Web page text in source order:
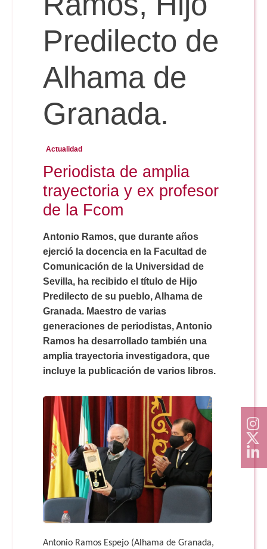
Comunicación Audiovisual
Doble Grado PER/CAV
#YoPractico
Boletines
Predilecto de
Alhama de
Granada.
Actualidad
Periodista de amplia
trayectoria y ex profesor
de la Fcom
Antonio Ramos, que durante años
ejerció la docencia en la Facultad de
Comunicación de la Universidad de
Sevilla, ha recibido el título de Hijo
Predilecto de su pueblo, Alhama de
Granada. Maestro de varias
generaciones de periodistas, Antonio
Ramos ha desarrollado también una
amplia trayectoria investigadora, que
incluye la publicación de varios libros.
Antonio Ramos Espejo (Alhama de Granada,